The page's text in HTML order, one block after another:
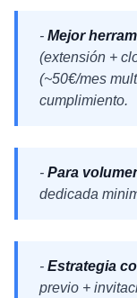
- Mejor
(extensión +
(~50€/mes
cumplimiento.
- Para
dedicada
- Estrategia
previo +